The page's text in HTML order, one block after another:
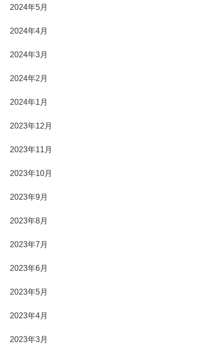
2024年5月
2024年4月
2024年3月
2024年2月
2024年1月
2023年12月
2023年11月
2023年10月
2023年9月
2023年8月
2023年7月
2023年6月
2023年5月
2023年4月
2023年3月